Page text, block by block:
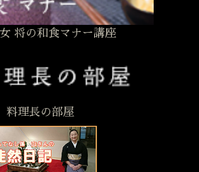
将の和食マナー講座
料理長の部屋